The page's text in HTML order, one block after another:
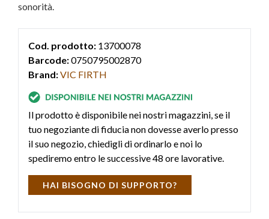
sonorità.
Cod. prodotto: 13700078
Barcode:0750795002870
Brand:VIC FIRTH
Il prodotto è disponibile nei nostri magazzini, se il
tuo negoziante di fiducia non dovesse averlo presso
il suo negozio, chiedigli di ordinarlo e noi lo
spediremo entro le successive 48 ore lavorative.
HAI BISOGNO DI SUPPORTO?